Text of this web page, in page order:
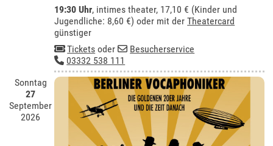
19:30 Uhr, intimes theater, 17,10 € (Kinder und
Jugendliche: 8,60 €) oder mit derTheatercard
günstiger
Tickets oder
Besucherservice
03332 538 111
Sonntag
27
September
2026